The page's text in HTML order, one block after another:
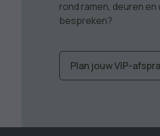
rond ramen, deuren
bespreken?
Plan jouw VIP-